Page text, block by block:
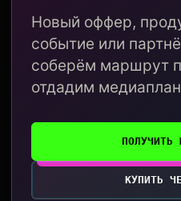
Новый оффер,
событие или
соберём маршрут
отдадим
ПОЛУЧИТЬ
КУПИТЬ